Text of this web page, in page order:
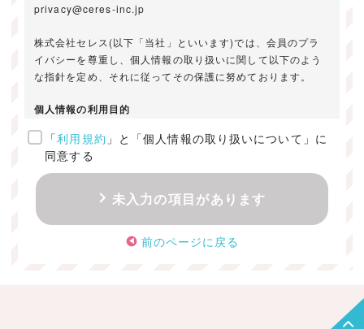
privacy@ceres-inc.jp
株式会社セレス(以下「当社」といいます)では、会員のプラ
イバシーを尊重し、個人情報の取り扱いに関して以下のよう
な指針を定め、それに従ってその保護に努めております。
個人情報の利用目的
ご提供いただきました個人情報は、以下のためにのみ利用い
たします。
・お問い合わせに対する回答及び資料送付のご連絡
・当社のお客様向けサービスの提供
・本人確認
・サービスの開発・改善のための分析
「利用規約 」と「個人情報の取り扱いについて」に
同意する
未入力の項目があります
前のページに戻る